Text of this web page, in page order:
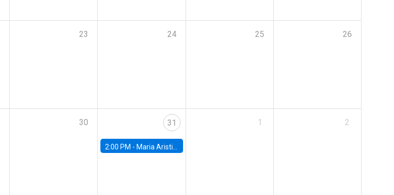
23 24 25 26
30 31
2:00 PM - Maria Aristizabal-Ramirez, FED Board
1 2